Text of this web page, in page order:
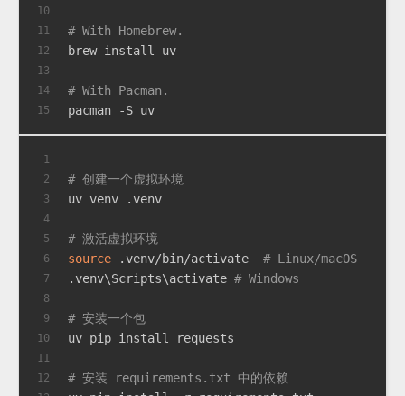
10
11
12
13
14
15
# With Homebrew.
brew install uv
# With Pacman.
pacman -S uv
1
2
3
4
5
6
7
8
9
10
11
12
# 创建一个虚拟环境
uv venv .venv
# 激活虚拟环境
source .venv/bin/activate # Linux/macOS
.venv\Scripts\activate # Windows
# 安装一个包
uv pip install requests
# 安装 requirements.txt 中的依赖